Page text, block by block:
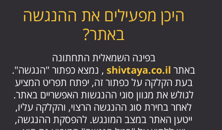
היכן מפעילים את ההנגשה
באתר?
בפינה השמאלית התחתונה
באתר shivtaya.co.il , נמצא כפתור "הנגשה".
בעת הקלקה על כפתור זה, יפתח תפריט המציע
לגולש את מגוון סוגי ההנגשות האפשריים באתר.
לאחר בחירת סוג ההנגשה הרצוי, והקלקה עליו,
ייטען האתר במצב המונגש. להפסקת ההנגשה,